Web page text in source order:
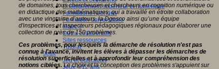
Enseignement supérieur et numérique
Formations hybrides
Formation universitaire
Mooc’s
Outils collaboratifs
Sites ressources
Tutorat
Jeux
Jeu et éducation
Jeux 4/12 ans
de domaines, tous chercheuses et chercheurs en cognition numérique ou
en didactique des mathématiques, qui a travaillé en étroite collaboration
avec une vingtaine d’auteurs, la Dgesco ainsi qu’une équipe
d'inspectrices et inspecteurs pédagogiques régionaux pour élaborer une
collection de près de 150 problèmes.
Ces problèmes, pour lesquels la démarche de résolution n'est pas
connue à l'avance, invitent les élèves à dépasser les démarches de
résolution superficielles et à approfondir leur compréhension des
notions ciblées.Le choix et la conception des problèmes s'appuient sur